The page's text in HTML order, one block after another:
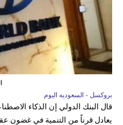
بروكسل - السعوديه اليوم
قال البنك الدولي إن الذكاء
يعادل قرناً من التنمية في غضون